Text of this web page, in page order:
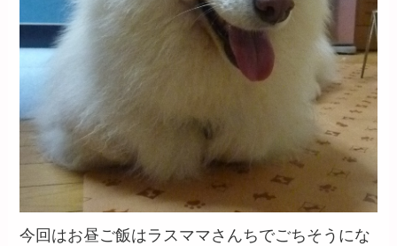
今回はお昼ご飯はラスママさんちでごちそうにな